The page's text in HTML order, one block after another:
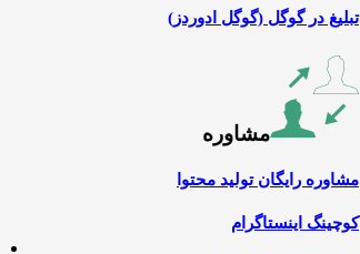
تبلیغ در گوگل (گوگل ادوردز)
مشاوره
مشاوره رایگان تولید محتوا
کوچینگ اینستاگرام